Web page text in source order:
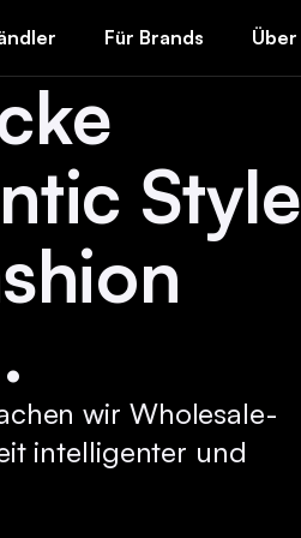
Für Brands Über
Style
wir Wholesale-
intelligenter und